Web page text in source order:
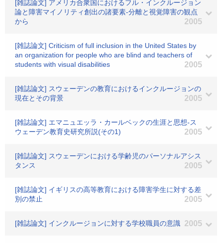
[雑誌論文] アメリカ合衆国におけるフル・インクルージョン
論と障害マイノリティ創出の諸要素-分離と視覚障害の観点
から
2005
[雑誌論文] Criticism of full inclusion in the United States by
an organization for people who are blind and teachers of
students with visual disabilities
2005
[雑誌論文] スウェーデンの教育におけるインクルージョンの
現在とその背景
2005
[雑誌論文] エマニュエッラ・カールベックの生涯と思想-ス
ウェーデン教育史研究所説(その1)
2005
[雑誌論文] スウェーデンにおける学齢児のパーソナルアシス
タンス
2005
[雑誌論文] イギリスの高等教育における障害学生に対する差
別の禁止
2005
[雑誌論文] インクルージョンに対する学校職員の意識 2005